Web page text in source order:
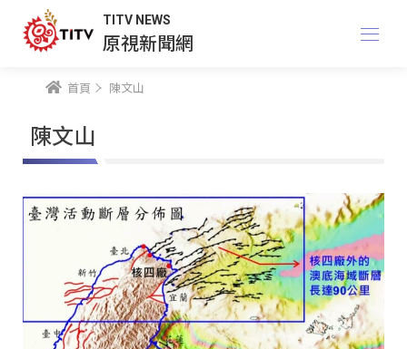
TITV NEWS
原視新聞網
首頁 陳文山
陳文山